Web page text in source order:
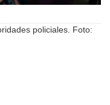
policiales. Foto: